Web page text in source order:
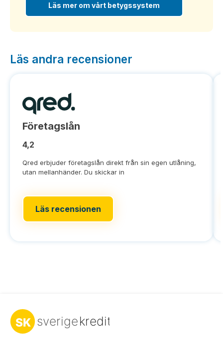
Läs mer om vårt betygssystem
Läs andra recensioner
Företagslån
4,2
Qred erbjuder företagslån direkt från sin egen utlåning,
utan mellanhänder. Du skickar in
Läs recensionen